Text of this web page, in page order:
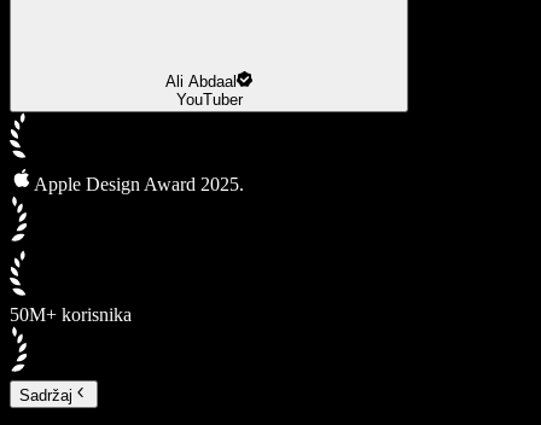
Ali Abdaal
YouTuber
Apple Design Award 2025.
50M+ korisnika
Sadržaj